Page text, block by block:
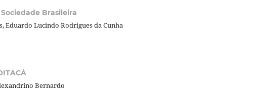
Brasileira
Eduardo Lucindo Rodrigues da Cunha
Bernardo